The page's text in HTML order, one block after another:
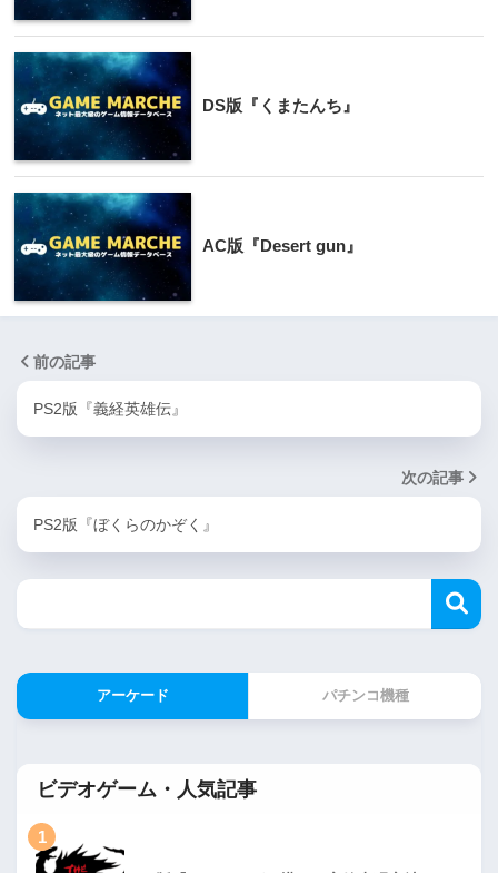
DS版『くまたんち』
AC版『Desert gun』
前の記事
PS2版『義経英雄伝』
次の記事
PS2版『ぼくらのかぞく』
アーケード パチンコ機種
ビデオゲーム・人気記事
1